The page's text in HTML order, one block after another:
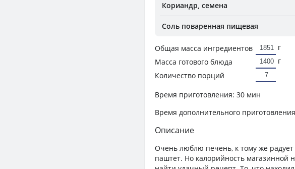
Кориандр, семена
Соль поваренная пищевая
Общая масса ингредиентов
г
Масса готового блюда
г
Количество порций
Время приготовления: 30 мин
Время дополнительного
Описание
Очень люблю печень, к тому же
паштет. Но калорийность магазинной